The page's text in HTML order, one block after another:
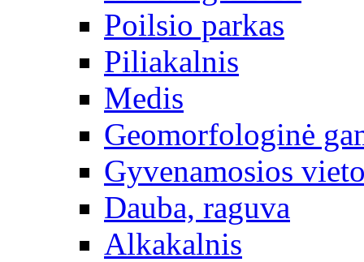
Poilsio parkas
Piliakalnis
Medis
Geomorfologinė
Gyvenamosios
Dauba, raguva
Alkakalnis